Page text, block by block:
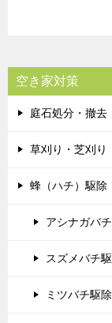
空き家対策
庭石処分・撤去
草刈り・芝刈り
蜂（ハチ）駆除
アシナガバ
スズメバチ
ミツバチ駆除